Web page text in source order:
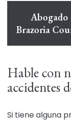
Abogado
Brazoria
Hable con
accidentes
Si tiene alguna